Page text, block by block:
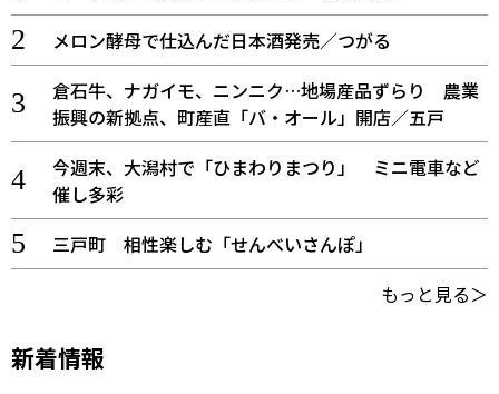
メロン酵母で仕込んだ日本酒発売／つがる
倉石牛、ナガイモ、ニンニク…地場産品ずらり 農業
振興の新拠点、町産直「バ・オール」開店／五戸
今週末、大潟村で「ひまわりまつり」 ミニ電車など
催し多彩
三戸町 相性楽しむ「せんべいさんぽ」
もっと見る＞
新着情報